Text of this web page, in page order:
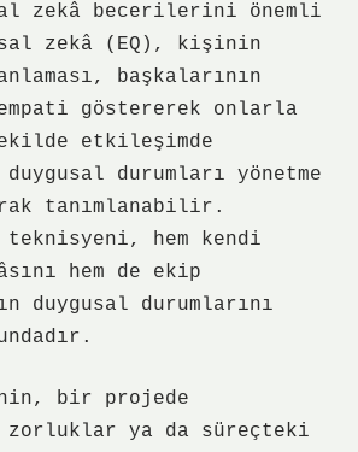
zekâ becerilerini önemli
zekâ (EQ), kişinin
başkalarının
göstererek onlarla
etkileşimde
duygusal durumları yönetme
tanımlanabilir.
hem kendi
hem de ekip
duygusal durumlarını
bir projede
zorluklar ya da süreçteki